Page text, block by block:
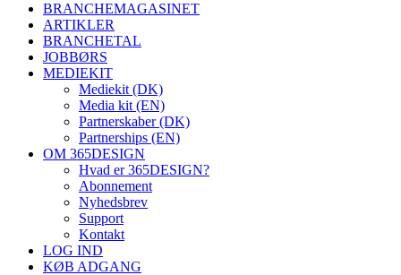
BRANCHEMAGASINET
ARTIKLER
BRANCHETAL
JOBBØRS
MEDIEKIT
Mediekit (DK)
Media kit (EN)
Partnerskaber (DK)
Partnerships (EN)
OM 365DESIGN
Hvad er 365DESIGN?
Abonnement
Nyhedsbrev
Support
Kontakt
LOG IND
KØB ADGANG